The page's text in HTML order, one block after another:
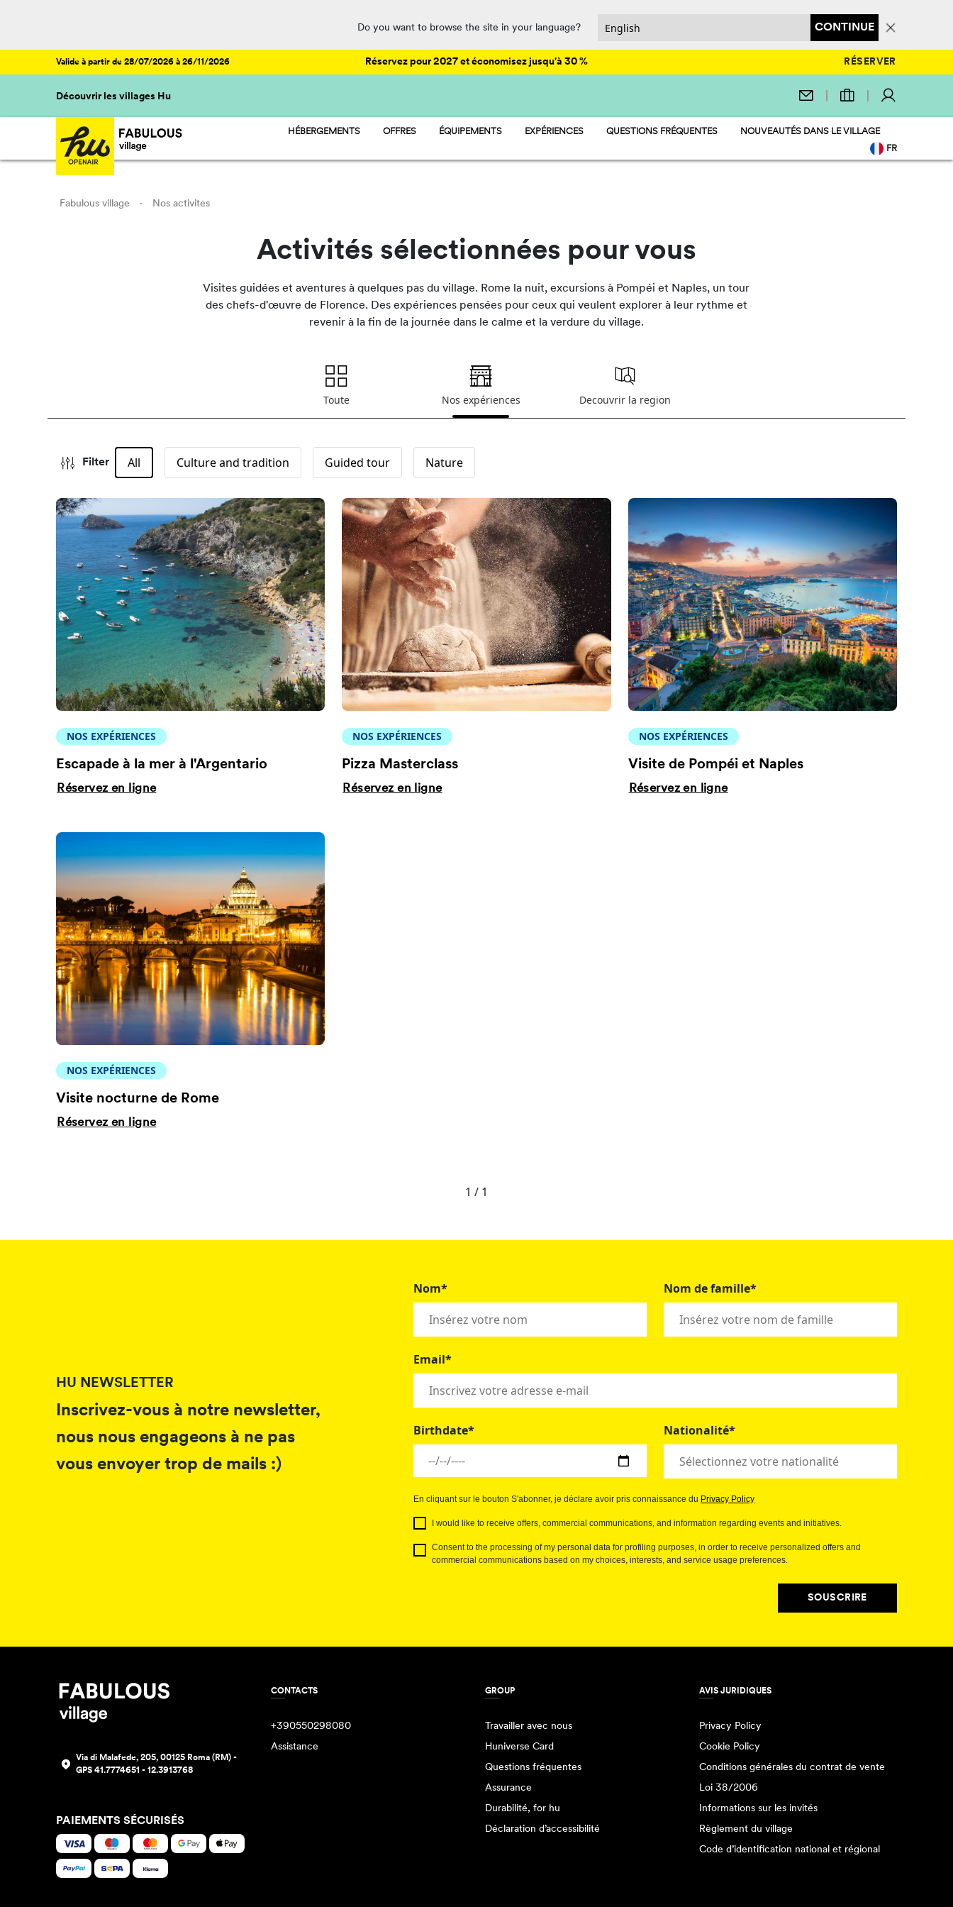
Do you want to browse the site in your language? CONTINUE
Valide à partir de 28/07/2026 à 26/11/2026 Réservez pour 2027 et économisez jusqu'à 30 % RÉSERVER
Découvrir les villages Hu
HÉBERGEMENTS OFFRES ÉQUIPEMENTS
ANIMATIONS
EXPÉRIENCES QUESTIONS FRÉQUENTES
NOUVEAUTÉS DANS LE VILLAGE
FR
Fabulous village · Nos activites
Activités sélectionnées pour vous
Visites guidées et aventures à quelques pas du village. Rome la nuit, excursions à Pompéi et Naples, un tour
des chefs-d'œuvre de Florence. Des expériences pensées pour ceux qui veulent explorer à leur rythme et
revenir à la fin de la journée dans le calme et la verdure du village.
Toute Nos expériences Decouvrir la region
Filter All Culture and tradition Guided tour Nature
NOS EXPÉRIENCES
Escapade à la mer à l'Argentario
Réservez en ligne
NOS EXPÉRIENCES
Pizza Masterclass
Réservez en ligne
NOS EXPÉRIENCES
Visite de Pompéi et Naples
Réservez en ligne
NOS EXPÉRIENCES
Visite nocturne de Rome
Réservez en ligne
1 / 1
HU NEWSLETTER
Inscrivez-vous à notre newsletter,
nous nous engageons à ne pas
vous envoyer trop de mails :)
Nom* Nom de famille*
Email*
Birthdate* Nationalité*
En cliquant sur le bouton S'abonner, je déclare avoir pris connaissance du Privacy Policy
I would like to receive offers, commercial communications, and information regarding events and initiatives.
Consent to the processing of my personal data for profiling purposes, in order to receive personalized offers and
commercial communications based on my choices, interests, and service usage preferences.
SOUSCRIRE
Via di Malafede, 205, 00125 Roma (RM) -
GPS 41.7774651 - 12.3913768
PAIEMENTS SÉCURISÉS
CONTACTS
+390550298080
Assistance
GROUP
Travailler avec nous
Huniverse Card
Questions fréquentes
Assurance
Durabilité, for hu
Déclaration d’accessibilité
AVIS JURIDIQUES
Privacy Policy
Cookie Policy
Conditions générales du contrat de vente
Loi 38/2006
Informations sur les invités
Règlement du village
Code d’identification national et régional